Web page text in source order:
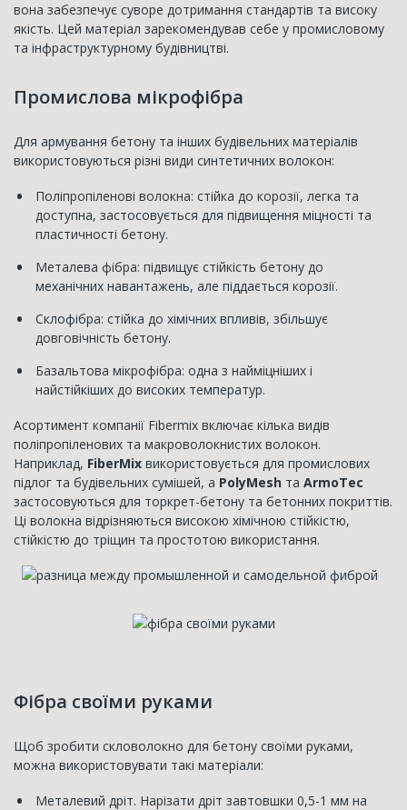
вона забезпечує суворе дотримання стандартів та високу
якість. Цей матеріал зарекомендував себе у промисловому
та інфраструктурному будівництві.
Промислова мікрофібра
Для армування бетону та інших будівельних матеріалів
використовуються різні види синтетичних волокон:
Поліпропіленові волокна: стійка до корозії, легка та
доступна, застосовується для підвищення міцності та
пластичності бетону.
Металева фібра: підвищує стійкість бетону до
механічних навантажень, але піддається корозії.
Склофібра: стійка до хімічних впливів, збільшує
довговічність бетону.
Базальтова мікрофібра: одна з найміцніших і
найстійкіших до високих температур.
Асортимент компанії Fibermix включає кілька видів
поліпропіленових та макроволокнистих волокон.
Наприклад, FiberMix використовується для промислових
підлог та будівельних сумішей, а PolyMesh та ArmoTec
застосовуються для торкрет-бетону та бетонних покриттів.
Ці волокна відрізняються високою хімічною стійкістю,
стійкістю до тріщин та простотою використання.
Фібра своїми руками
Щоб зробити скловолокно для бетону своїми руками,
можна використовувати такі матеріали:
Металевий дріт. Нарізати дріт завтовшки 0,5-1 мм на